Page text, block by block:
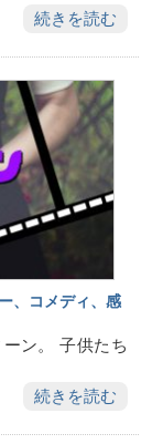
続きを読む
、コメディ、感
ン。 子供たち
続きを読む